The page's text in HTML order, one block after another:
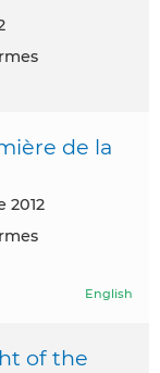
de la
2012
English
of the